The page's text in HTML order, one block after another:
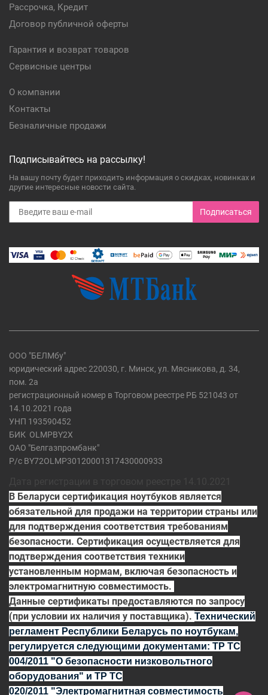
Рассрочка, Кредит
Договор публичной оферты
Гарантия и возврат товаров
Сервисные центры
О компании
Контакты
Безналичные продажи
Подписывайтесь на рассылку!
На вашу почту будет приходить информация о скидках, новинках и
другие интересные новости сайта.
Подписаться
ООО "БЕЛМбу"
юридический адрес 220030, г. Минск, ул. Мясникова, д. 34,
пом. 2а
регистрационный номер в Торговом реестре РБ 521043 от
14.10.2021 года
УНП 193590452
БИК OLMPBY2X
ОАО "Белгазпромбанк"
Р/с BY72OLMP30120001317430000933
В Беларуси сертификация ноутбуков является
обязательной для продажи на территории страны или
для подтверждения соответствия требованиям
безопасности. Сертификация осуществляется для
подтверждения соответствия техники
установленным нормам, включая безопасность и
электромагнитную совместимость.
Данные сертификаты предоставляются по запросу
(при условии их наличия у поставщика). Технический
регламент Республики Беларусь по ноутбукам,
регулируется следующими документами: ТР ТС
004/2011 "О безопасности низковольтного
оборудования" и ТР ТС
020/2011 "Электромагнитная совместимость